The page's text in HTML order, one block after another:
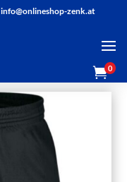
info@onlineshop-zenk.at
0